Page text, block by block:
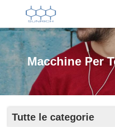
Macchine Per
Tutte le categorie